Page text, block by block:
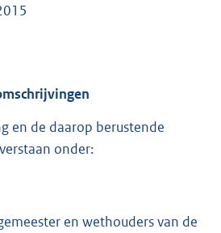
en de daarop berustende
onder:
en wethouders van de